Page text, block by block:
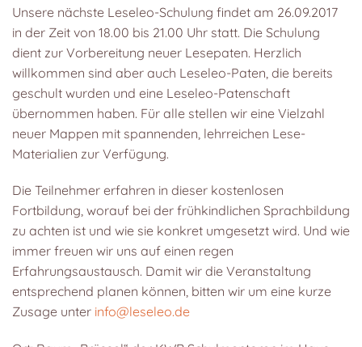
Unsere nächste Leseleo-Schulung findet am 26.09.2017
in der Zeit von 18.00 bis 21.00 Uhr statt. Die Schulung
dient zur Vorbereitung neuer Lesepaten. Herzlich
willkommen sind aber auch Leseleo-Paten, die bereits
geschult wurden und eine Leseleo-Patenschaft
übernommen haben. Für alle stellen wir eine Vielzahl
neuer Mappen mit spannenden, lehrreichen Lese-
Materialien zur Verfügung.
Die Teilnehmer erfahren in dieser kostenlosen
Fortbildung, worauf bei der frühkindlichen Sprachbildung
zu achten ist und wie sie konkret umgesetzt wird. Und wie
immer freuen wir uns auf einen regen
Erfahrungsaustausch. Damit wir die Veranstaltung
entsprechend planen können, bitten wir um eine kurze
Zusage unter info@leseleo.de